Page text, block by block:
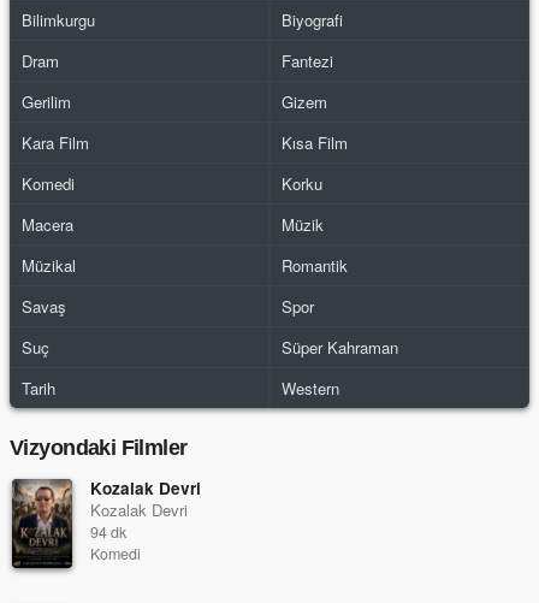
Bilimkurgu
Biyografi
Dram
Fantezi
Gerilim
Gizem
Kara Film
Kısa Film
Komedi
Korku
Macera
Müzik
Müzikal
Romantik
Savaş
Spor
Suç
Süper Kahraman
Tarih
Western
Vizyondaki Filmler
Kozalak Devri
Kozalak Devri
94 dk
Komedi